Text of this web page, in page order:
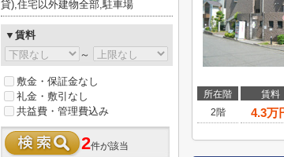
所在階 賃料
2階
4.3万
貸),住宅以外建物全部,駐車場
▼賃料
～
敷金・保証金なし
礼金・敷引なし
共益費・管理費込み
2件が該当